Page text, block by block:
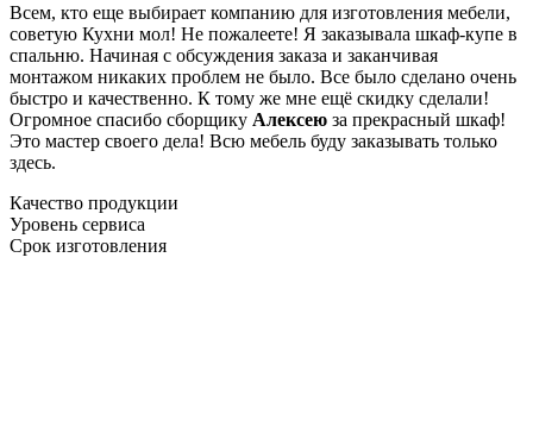
Всем, кто еще выбирает компанию для изготовления мебели,
советую Кухни мол! Не пожалеете! Я заказывала шкаф-купе в
спальню. Начиная с обсуждения заказа и заканчивая
монтажом никаких проблем не было. Все было сделано очень
быстро и качественно. К тому же мне ещё скидку сделали!
Огромное спасибо сборщику Алексею за прекрасный шкаф!
Это мастер своего дела! Всю мебель буду заказывать только
здесь.
Качество продукции
Уровень сервиса
Срок изготовления